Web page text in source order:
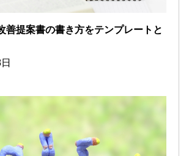
善提案書の書き方をテンプレートと